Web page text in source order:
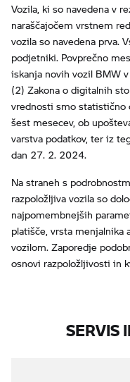
Vozila, ki so navedena v
naraščajočem vrstnem
vozila so navedena prva.
podjetniki. Povprečno
iskanja novih vozil BMW
(2) Zakona o digitalnih
vrednosti smo statistično
šest mesecev, ob
varstva podatkov, ter iz
dan 27. 2. 2024.
Na straneh s
razpoložljiva vozila so
najpomembnejših
platišče, vrsta
vozilom. Zaporedje
osnovi razpoložljivosti in
SERVIS